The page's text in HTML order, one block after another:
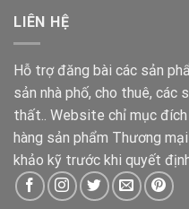
LIÊN HỆ
Hỗ trợ đăng bài các sản
sản nhà phố, cho thuê, các
thất.. Website chỉ mục đích
hàng sản phẩm Thương
khảo kỹ trước khi quyết